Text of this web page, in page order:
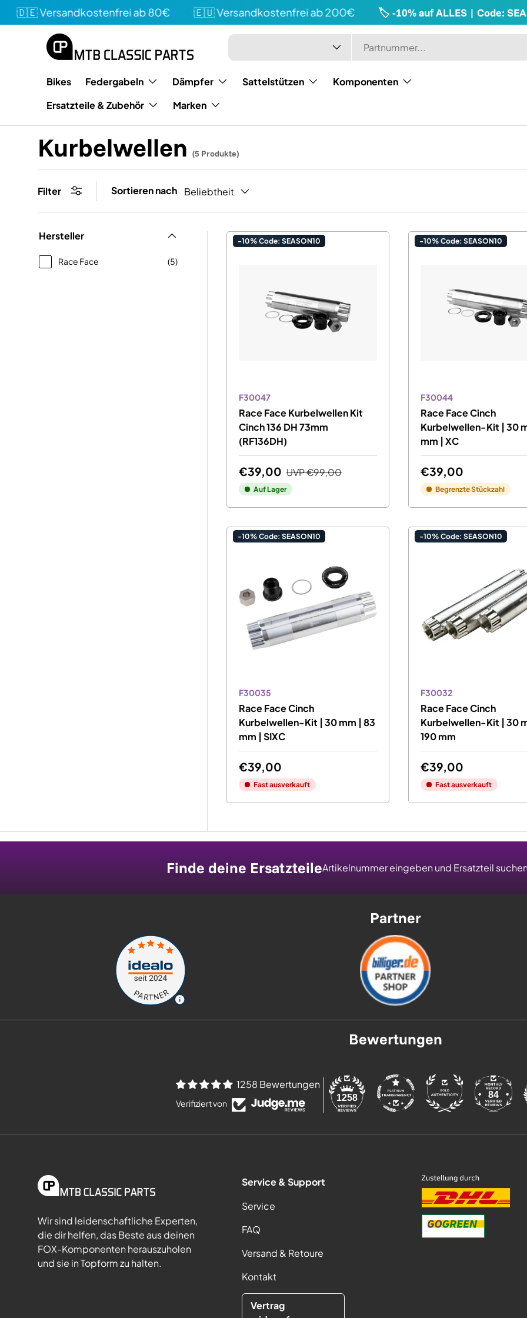
🇩🇪 Versandkostenfrei ab 80€ 🇪🇺 Versandkostenfrei ab 200€ 🏷️ -10% auf ALLES | Code:
Suchen
Art
Bikes Federgabeln Dämpfer Sattelstützen
Komponenten
Ersatzteile & Zubehör
Marken
Kurbelwellen (5 Produkte)
Filter Sortieren nach Beliebtheit
Hersteller
Race Face (5)
-10% Code: SEASON10
F30047
Race Face Kurbelwellen Kit
Cinch 136 DH 73mm
(RF136DH)
€39,00 UVP€99,00
Auf Lager
-10% Code: SEASON10
F30044
Race Face Cinch
Kurbelwellen-Kit | 30
mm | XC
€39,00
Begrenzte Stückzahl
-10% Code: SEASON10
F30035
Race Face Cinch
Kurbelwellen-Kit | 30 mm | 83
mm | SIXC
€39,00
Fast ausverkauft
-10% Code: SEASON10
F30032
Race Face Cinch
Kurbelwellen-Kit | 30
190 mm
€39,00
Fast ausverkauft
Finde deine ErsatzteileArtikelnummer eingeben und Ersatzteil
Partner
Bewertungen
1258 Bewertungen
Verifiziert von 1258 84
Wir sind leidenschaftliche Experten,
die dir helfen, das Beste aus deinen
FOX-Komponenten herauszuholen
und sie in Topform zu halten.
Service & Support
Service
FAQ
Versand & Retoure
Kontakt
Vertrag